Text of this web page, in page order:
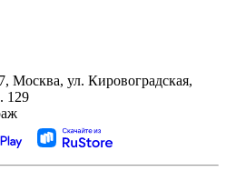
Москва, ул. Кировоградская,
129